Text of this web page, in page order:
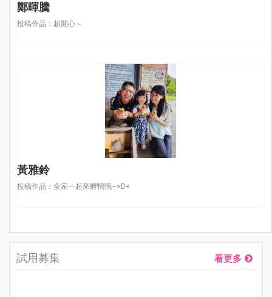
鄭暉騰
投稿作品：超開心～
黃雅鈴
投稿作品：全家一起來孵鴨鴨~>D<
試用募集 看更多